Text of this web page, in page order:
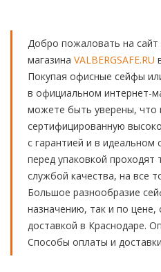
Добро пожаловать на
магазина VALBERGSAFE.RU
Покупая офисные сейфы
в официальном интернет-
можете быть уверены, что
сертифицированную
с гарантией и в идеальном
перед упаковкой
службой качества, на все
Большое разнообразие
назначению, так и по цене,
доставкой в Краснодаре.
Способы оплаты и